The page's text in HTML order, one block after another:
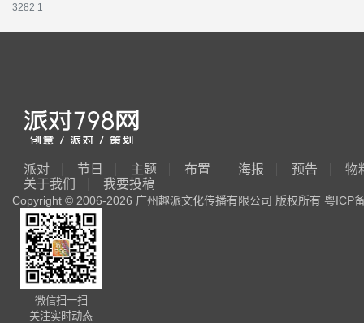
3282 1
派对 节日 主题 布置 海报 预告
物
关于我们
我要投稿
Copyright © 2006-2026 广州趣派文化传播有限公司 版权所有 粤ICP
微信扫一扫
关注实时动态